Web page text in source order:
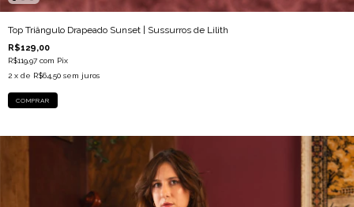
Top Triângulo Drapeado Sunset | Sussurros de Lilith
R$129,00
R$119,97 com Pix
2 x de R$64,50 sem juros
COMPRAR